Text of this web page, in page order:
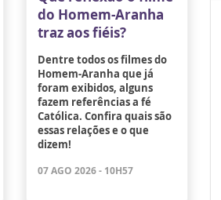
do Homem-Aranha
traz aos fiéis?
Dentre todos os filmes do
Homem-Aranha que já
foram exibidos, alguns
fazem referências a fé
Católica. Confira quais são
essas relações e o que
dizem!
07 AGO 2026 - 10H57